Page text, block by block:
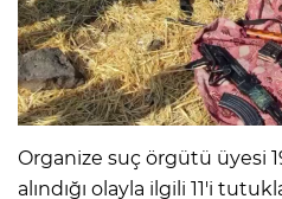
Organize suç örgütü üyesi
alındığı olayla ilgili 11'i